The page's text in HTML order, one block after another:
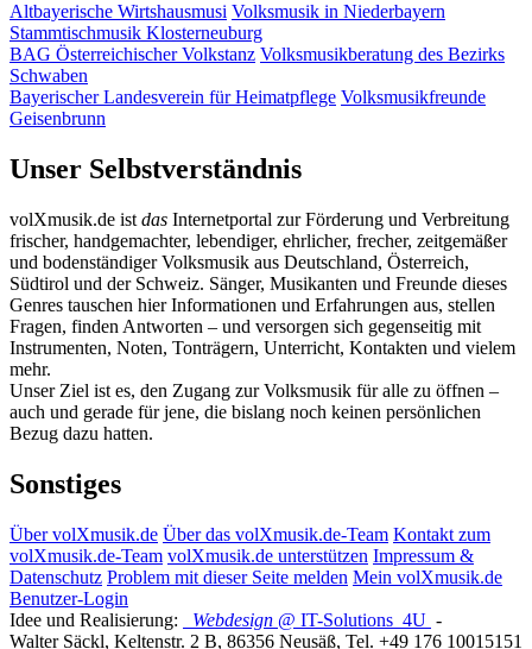
Altbayerische Wirtshausmusi Volksmusik in Niederbayern
Stammtischmusik Klosterneuburg
BAG Österreichischer Volkstanz Volksmusikberatung des Bezirks
Schwaben
Bayerischer Landesverein für Heimatpflege Volksmusikfreunde
Geisenbrunn
Unser Selbstverständnis
volXmusik.de ist das Internetportal zur Förderung und Verbreitung
frischer, handgemachter, lebendiger, ehrlicher, frecher, zeitgemäßer
und bodenständiger Volksmusik aus Deutschland, Österreich,
Südtirol und der Schweiz. Sänger, Musikanten und Freunde dieses
Genres tauschen hier Informationen und Erfahrungen aus, stellen
Fragen, finden Antworten – und versorgen sich gegenseitig mit
Instrumenten, Noten, Tonträgern, Unterricht, Kontakten und vielem
mehr.
Unser Ziel ist es, den Zugang zur Volksmusik für alle zu öffnen –
auch und gerade für jene, die bislang noch keinen persönlichen
Bezug dazu hatten.
Sonstiges
Über volXmusik.de Über das volXmusik.de-Team Kontakt zum
volXmusik.de-Team volXmusik.de unterstützen Impressum &
Datenschutz Problem mit dieser Seite melden Mein volXmusik.de
Benutzer-Login
Idee und Realisierung:
Webdesign @ IT-Solutions 4U -
Walter Säckl, Keltenstr. 2 B, 86356 Neusäß, Tel. +49 176 10015151